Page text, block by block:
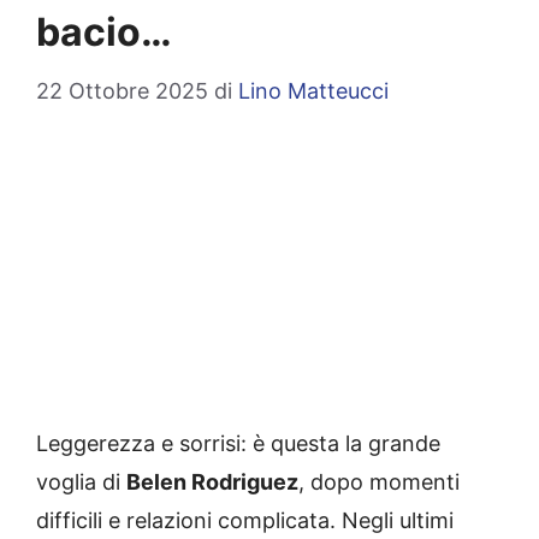
bacio…
22 Ottobre 2025 di Lino Matteucci
Leggerezza e sorrisi: è questa la grande
voglia di Belen Rodriguez, dopo momenti
difficili e relazioni complicata. Negli ultimi